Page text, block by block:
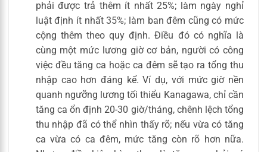
phải được trả thêm ít nhất 25%; làm ngày nghỉ
luật định ít nhất 35%; làm ban đêm cũng có mức
cộng thêm theo quy định. Điều đó có nghĩa là
cùng một mức lương giờ cơ bản, người có công
việc đều tăng ca hoặc ca đêm sẽ tạo ra tổng thu
nhập cao hơn đáng kể. Ví dụ, với mức giờ nền
quanh ngưỡng lương tối thiểu Kanagawa, chỉ cần
tăng ca ổn định 20-30 giờ/tháng, chênh lệch tổng
thu nhập đã có thể nhìn thấy rõ; nếu vừa có tăng
ca vừa có ca đêm, mức tăng còn rõ hơn nữa.